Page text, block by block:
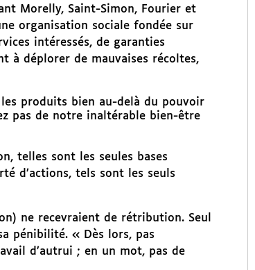
Morelly, Saint-Simon, Fourier et
organisation sociale fondée sur
intéressés, de garanties
à déplorer de mauvaises récoltes,
produits bien au-delà du pouvoir
pas de notre inaltérable bien-être
telles sont les seules bases
d’actions, tels sont les seuls
ne recevraient de rétribution. Seul
pénibilité. « Dès lors, pas
d’autrui ; en un mot, pas de